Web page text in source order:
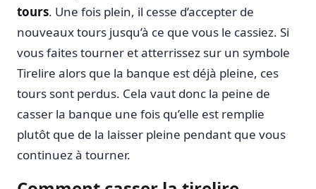
tours. Une fois plein, il cesse d’accepter de
nouveaux tours jusqu’à ce que vous le cassiez. Si
vous faites tourner et atterrissez sur un symbole
Tirelire alors que la banque est déjà pleine, ces
tours sont perdus. Cela vaut donc la peine de
casser la banque une fois qu’elle est remplie
plutôt que de la laisser pleine pendant que vous
continuez à tourner.